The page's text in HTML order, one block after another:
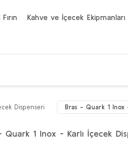
Kahve ve İçecek Ekipmanları
Dispenseri Bras - Quark 1 Inox
Quark 1 Inox - Karlı İçecek